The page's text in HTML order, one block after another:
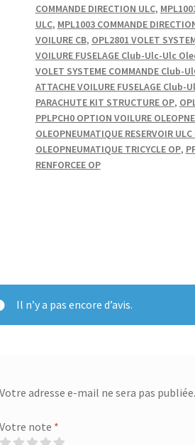
COMMANDE DIRECTION ULC,
ULC, MPL1003 COMMANDE
VOILURE CB, OPL2801 VOLET
VOILURE FUSELAGE Club-Ulc-Ulc
VOLET SYSTEME COMMANDE Club-
ATTACHE VOILURE FUSELAGE Club-
PARACHUTE KIT STRUCTURE OP,
PPLPCH0 OPTION VOILURE
OLEOPNEUMATIQUE RESERVOIR ULC
OLEOPNEUMATIQUE TRICYCLE OP,
RENFORCEE OP
Il n’y a pas encore d’avis.
Votre adresse e-mail ne sera pas publiée.
Votre note *